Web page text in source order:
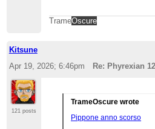
TrameOscure
Kitsune
Apr 19, 2026; 6:46pm
Re: Phyrexian
121 posts
TrameOscure wrote
Pippone anno scorso